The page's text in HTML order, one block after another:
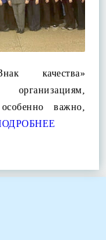
качества»
организациям,
важно,